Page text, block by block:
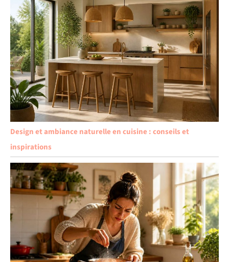
Design et ambiance naturelle en cuisine : conseils et
inspirations